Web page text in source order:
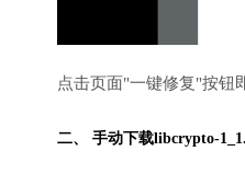
点击页面"一键修复"按钮
二、 手动下载libcrypto-